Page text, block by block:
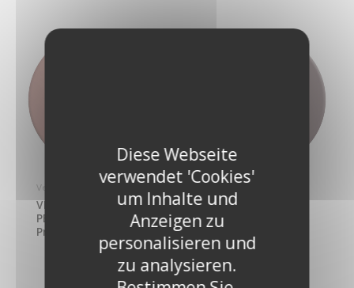
Velours de Peinture
VELOURS DE
PEINTURE® – Farbe
Praliné Rose
VELOURS DE
PEINTURE® – Farbe
Coq au Vin
Diese Webseite
verwendet 'Cookies'
um Inhalte und
Anzeigen zu
personalisieren und
zu analysieren.